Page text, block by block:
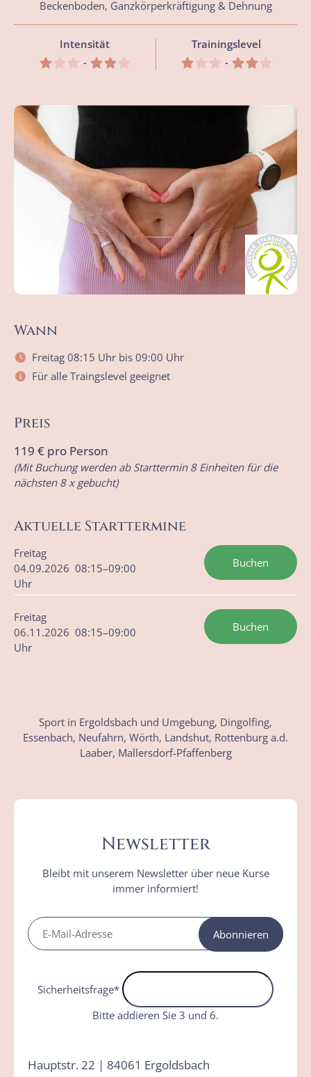
Beckenboden, Ganzkörperkräftigung & Dehnung
Intensität
-
Trainingslevel
-
Wann
Freitag 08:15 Uhr bis 09:00 Uhr
Für alle Traingslevel geeignet
Preis
119 € pro Person
(Mit Buchung werden ab Starttermin 8 Einheiten für die
nächsten 8 x gebucht)
Aktuelle Starttermine
Freitag
04.09.2026 08:15–09:00
Uhr
Buchen
Freitag
06.11.2026 08:15–09:00
Uhr
Buchen
Sport in Ergoldsbach und Umgebung, Dingolfing,
Essenbach, Neufahrn, Wörth, Landshut, Rottenburg a.d.
Laaber, Mallersdorf-Pfaffenberg
Newsletter
Bleibt mit unserem Newsletter über neue Kurse
immer informiert!
Sicherheitsfrage*
Bitte addieren Sie 3 und 6.
Abonnieren
Hauptstr. 22 | 84061 Ergoldsbach